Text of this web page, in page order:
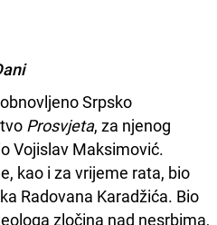
Srpsko
Prosvjeta, za njenog
Vojislav Maksimović.
kao i za vrijeme rata, bio
Radovana Karadžića. Bio
zločina nad nesrbima,